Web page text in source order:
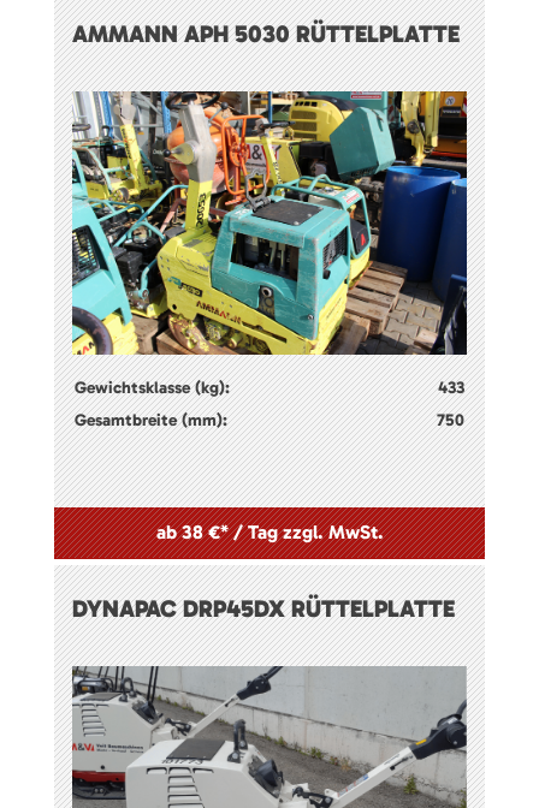
AMMANN APH 5030 RÜTTELPLATTE
Gewichtsklasse (kg):
433
Gesamtbreite (mm):
750
ab 38 €* / Tag zzgl. MwSt.
DYNAPAC DRP45DX RÜTTELPLATTE